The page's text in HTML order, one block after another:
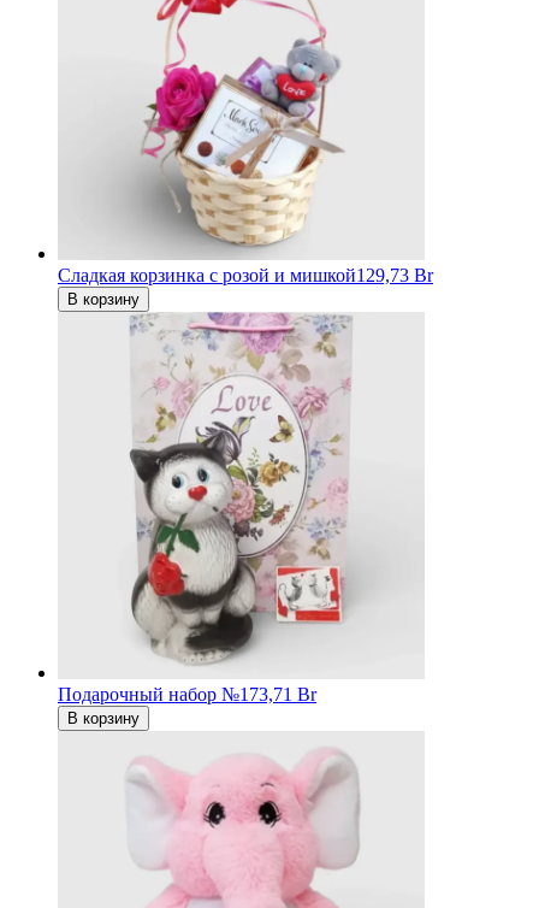
Сладкая корзинка с розой и мишкой129,73 Br
В корзину
Подарочный набор №1 73,71 Br
В корзину